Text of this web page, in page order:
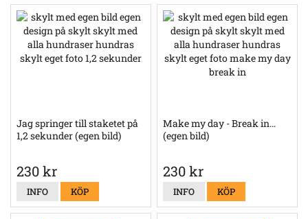
Jag springer till staketet på
1,2 sekunder (egen bild)
230 kr
INFO KÖP
Make my day - Break in...
(egen bild)
230 kr
INFO KÖP